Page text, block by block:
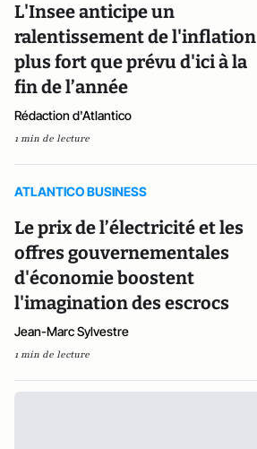
L'Insee anticipe un
ralentissement de l'inflation
plus fort que prévu d'ici à la
fin de l’année
Rédaction d'Atlantico
1 min de lecture
ATLANTICO BUSINESS
Le prix de l’électricité et les
offres gouvernementales
d'économie boostent
l'imagination des escrocs
Jean-Marc Sylvestre
1 min de lecture